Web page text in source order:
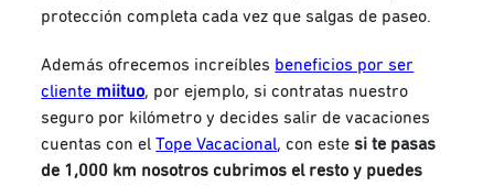
protección completa cada vez que salgas de paseo.
Además ofrecemos increíbles beneficios por ser
cliente miituo, por ejemplo, si contratas nuestro
seguro por kilómetro y decides salir de vacaciones
cuentas con el Tope Vacacional, con estesi te pasas
de 1,000 km nosotros cubrimos el resto y puedes